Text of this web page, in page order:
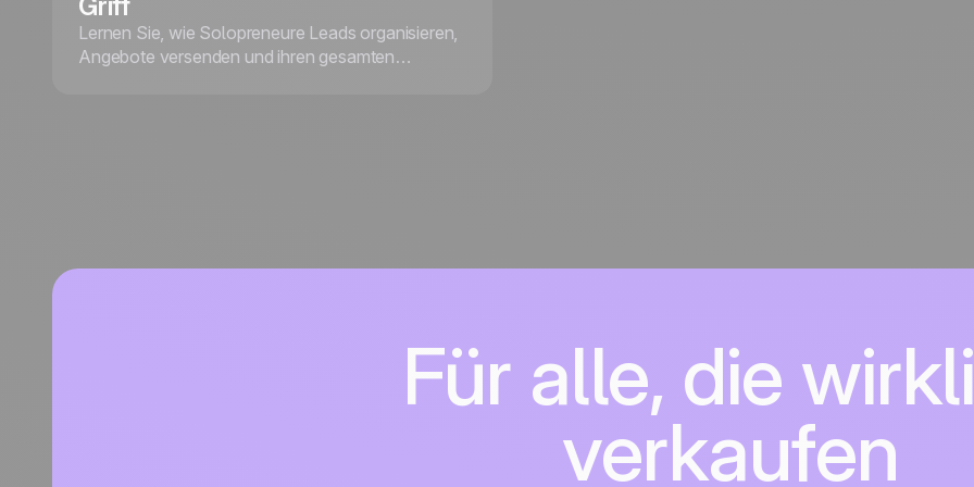
Griff
Lernen Sie, wie Solopreneure Leads organisieren,
Angebote versenden und ihren gesamten
Für alle, die
verkaufen